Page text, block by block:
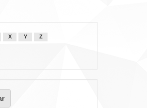
X Y Z